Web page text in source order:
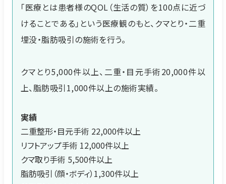
「医療とは患者様のQOL（生活の質）を100点に近づ
けることである」という医療観のもと、クマとり・二重
埋没・脂肪吸引の施術を行う。
クマとり5,000件以上、二重・目元手術20,000件以
上、脂肪吸引1,000件以上の施術実績。
実績
二重整形・目元手術 22,000件以上
リフトアップ手術 12,000件以上
クマ取り手術 5,500件以上
脂肪吸引（顔・ボディ）1,300件以上